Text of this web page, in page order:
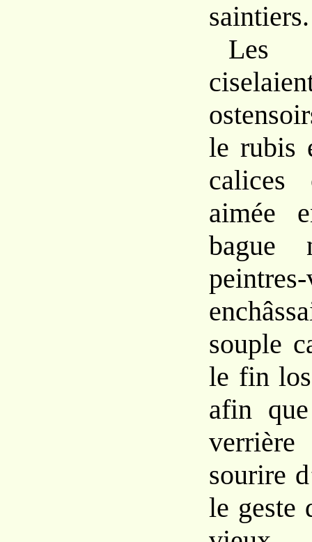
saintiers.
Les
le rubis
aimée
bague
souple
le fin
afin
sourire
le geste